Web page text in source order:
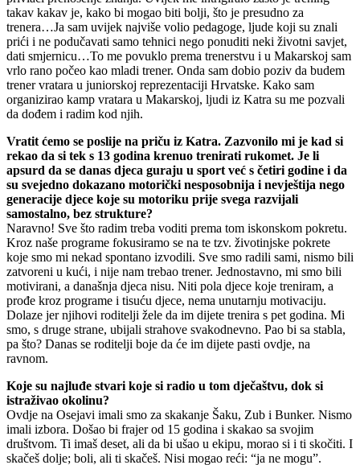
takav kakav je, kako bi mogao biti bolji, što je presudno za
trenera…Ja sam uvijek najviše volio pedagoge, ljude koji su znali
prići i ne podučavati samo tehnici nego ponuditi neki životni savjet,
dati smjernicu…To me povuklo prema trenerstvu i u Makarskoj sam
vrlo rano počeo kao mladi trener. Onda sam dobio poziv da budem
trener vratara u juniorskoj reprezentaciji Hrvatske. Kako sam
organizirao kamp vratara u Makarskoj, ljudi iz Katra su me pozvali
da dođem i radim kod njih.
Vratit ćemo se poslije na priču iz Katra. Zazvonilo mi je kad si
rekao da si tek s 13 godina krenuo trenirati rukomet. Je li
apsurd da se danas djeca guraju u sport već s četiri godine i da
su svejedno dokazano motorički nesposobnija i nevještija nego
generacije djece koje su motoriku prije svega razvijali
samostalno, bez strukture?
Naravno! Sve što radim treba voditi prema tom iskonskom pokretu.
Kroz naše programe fokusiramo se na te tzv. životinjske pokrete
koje smo mi nekad spontano izvodili. Sve smo radili sami, nismo bili
zatvoreni u kući, i nije nam trebao trener. Jednostavno, mi smo bili
motivirani, a današnja djeca nisu. Niti pola djece koje treniram, a
prođe kroz programe i tisuću djece, nema unutarnju motivaciju.
Dolaze jer njihovi roditelji žele da im dijete trenira s pet godina. Mi
smo, s druge strane, ubijali strahove svakodnevno. Pao bi sa stabla,
pa što? Danas se roditelji boje da će im dijete pasti ovdje, na
ravnom.
Koje su najluđe stvari koje si radio u tom dječaštvu, dok si
istraživao okolinu?
Ovdje na Osejavi imali smo za skakanje Šaku, Zub i Bunker. Nismo
imali izbora. Došao bi frajer od 15 godina i skakao sa svojim
društvom. Ti imaš deset, ali da bi ušao u ekipu, morao si i ti skočiti. I
skačeš dolje; boli, ali ti skačeš. Nisi mogao reći: “ja ne mogu”.